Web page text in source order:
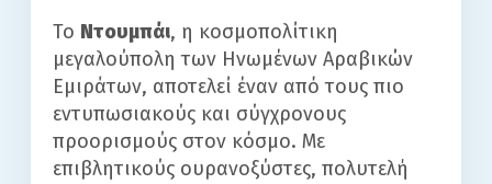
Το Ντουμπάι, η κοσμοπολίτικη
μεγαλούπολη των Ηνωμένων Αραβικών
Εμιράτων, αποτελεί έναν από τους πιο
εντυπωσιακούς και σύγχρονους
προορισμούς στον κόσμο. Με
επιβλητικούς ουρανοξύστες, πολυτελή